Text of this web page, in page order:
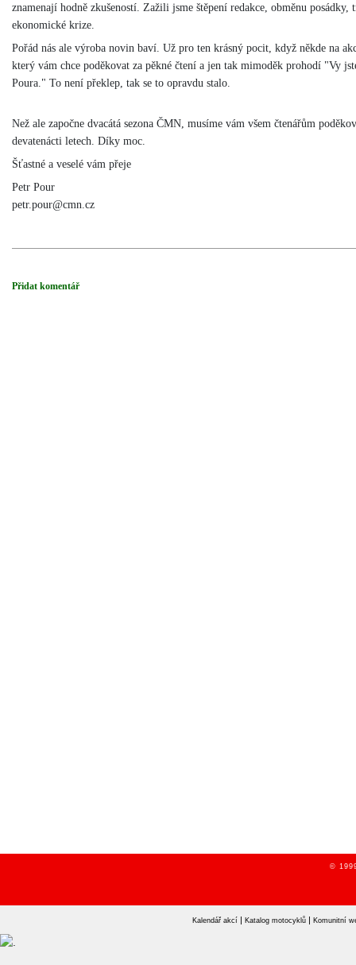
znamenají hodně zkušeností. Zažili jsme štěpení redakce, obměnu posádky,
ekonomické krize.
Pořád nás ale výroba novin baví. Už pro ten krásný pocit, když někde na
který vám chce poděkovat za pěkné čtení a jen tak mimoděk prohodí "Vy
Poura." To není překlep, tak se to opravdu stalo.
Než ale započne dvacátá sezona ČMN, musíme vám všem čtenářům
devatenácti letech. Díky moc.
Šťastné a veselé vám přeje
Petr Pour
petr.pour@cmn.cz
Přidat komentář
©
Kalendář akcí |Katalog motocyklů |Komunitní